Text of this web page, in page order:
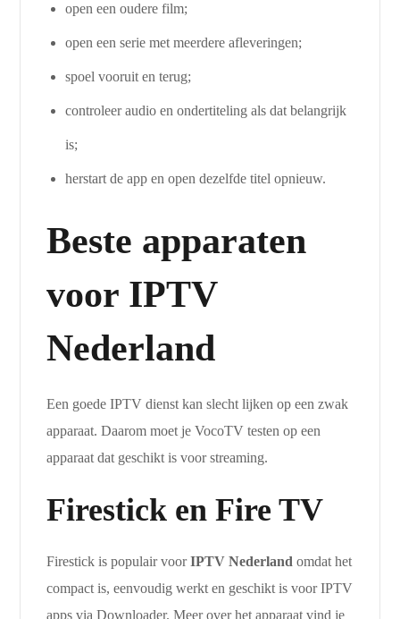
open een oudere film;
open een serie met meerdere afleveringen;
spoel vooruit en terug;
controleer audio en ondertiteling als dat belangrijk
is;
herstart de app en open dezelfde titel opnieuw.
Beste apparaten
voor IPTV
Nederland
Een goede IPTV dienst kan slecht lijken op een zwak
apparaat. Daarom moet je VocoTV testen op een
apparaat dat geschikt is voor streaming.
Firestick en Fire TV
Firestick is populair voorIPTV Nederland omdat het
compact is, eenvoudig werkt en geschikt is voor IPTV
apps via Downloader. Meer over het apparaat vind je